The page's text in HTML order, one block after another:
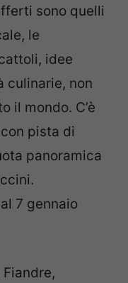
sono quelli
le
idee
culinarie, non
il mondo. C’è
pista di
panoramica
7 gennaio